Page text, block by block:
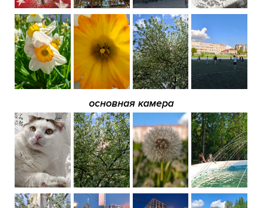
основная камера